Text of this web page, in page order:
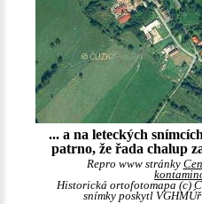
... a na leteckých
patrno, že řada chalup
Repro www stránky
Historická ortofotomapa (c)
snímky poskytl